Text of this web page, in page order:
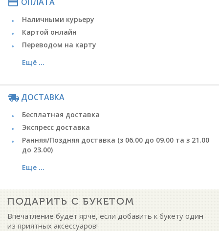
Наличными курьеру
Картой онлайн
Переводом на карту
Ещё ...
ДОСТАВКА
Бесплатная доставка
Экспресс доставка
Ранняя/Поздняя доставка (з 06.00 до 09.00 та з 21.00
до 23.00)
Еще ...
ПОДАРИТЬ С БУКЕТОМ
Впечатление будет ярче, если добавить к букету один
из приятных аксессуаров!